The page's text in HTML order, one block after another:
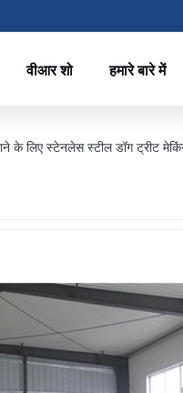
वीआर शो हमारे बारे में
के लिए स्टेनलेस स्टील डॉग ट्रीट